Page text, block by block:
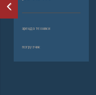
аренда техники
погрузчик